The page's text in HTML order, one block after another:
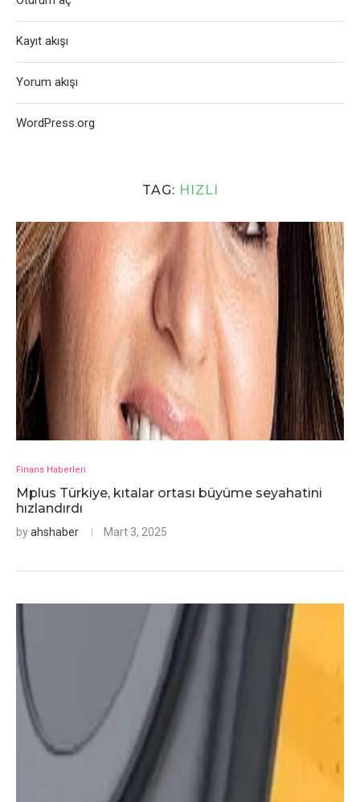
TAG: HIZLI
Finans Haberleri
Mplus Türkiye, kıtalar ortası büyüme seyahatini
hızlandırdı
byahshaber Mart 3, 2025
Kayıt akışı
Yorum akışı
WordPress.org